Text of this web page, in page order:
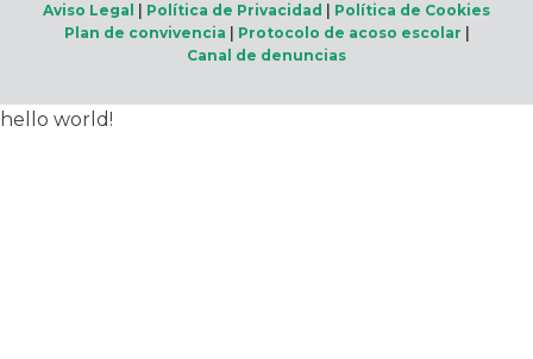
Aviso Legal
Política de Privacidad
Política de Cookies
Plan de convivencia
Protocolo de acoso escolar
Canal de denuncias
hello world!